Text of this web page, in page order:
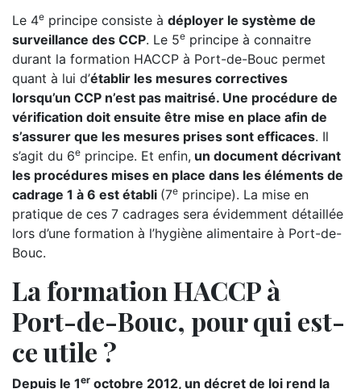
Le 4e principe consiste à déployer le système de
surveillance des CCP. Le 5e principe à connaitre
durant la formation HACCP à Port-de-Bouc permet
quant à lui d’établir les mesures correctives
lorsqu’un CCP n’est pas maitrisé. Une procédure de
vérification doit ensuite être mise en place afin de
s’assurer que les mesures prises sont efficaces. Il
s’agit du 6e principe. Et enfin, un document décrivant
les procédures mises en place dans les éléments de
cadrage 1 à 6 est établi (7e principe). La mise en
pratique de ces 7 cadrages sera évidemment détaillée
lors d’une formation à l’hygiène alimentaire à Port-de-
Bouc.
La formation HACCP à
Port-de-Bouc, pour qui est-
ce utile ?
Depuis le 1er octobre 2012, un décret de loi rend la